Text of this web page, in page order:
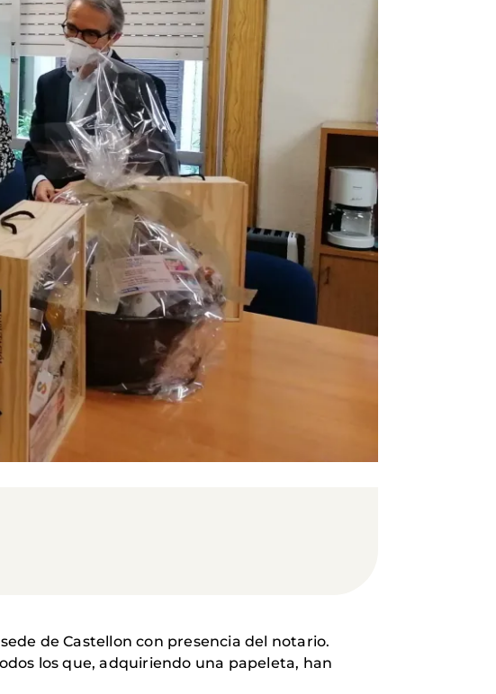
de Castellon con presencia del notario.
los que, adquiriendo una papeleta, han